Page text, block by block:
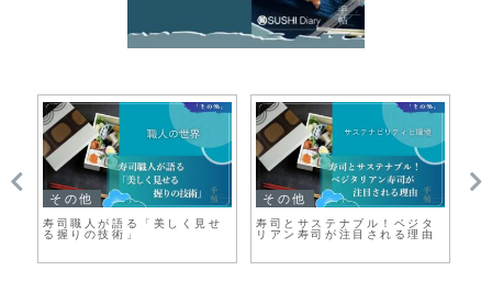
サステナブル！ベジタ
寿司が注目される理由
寿司の知識
寿司の国際化：海外進出の歴
寿司のレシピ
巻き寿司を極
以外にも挑戦